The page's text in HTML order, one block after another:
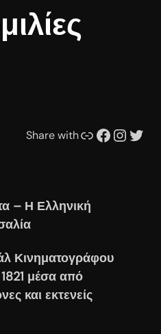
Share withΣυνδέσμου Facebook Instagram Twitter
– Η Ελληνική
Κινηματογράφου
μέσα από
και εκτενείς